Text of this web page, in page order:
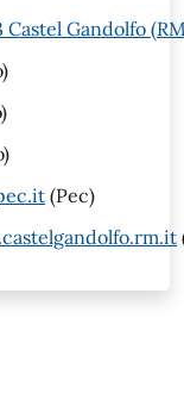
Castel Gandolfo
(Pec)